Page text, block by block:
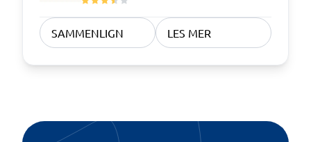
SAMMENLIGN LES MER